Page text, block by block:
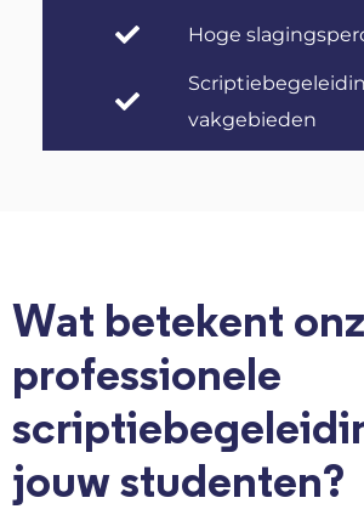
Hoge
vakgebieden
Wat betekent
professionele
jouw studenten?